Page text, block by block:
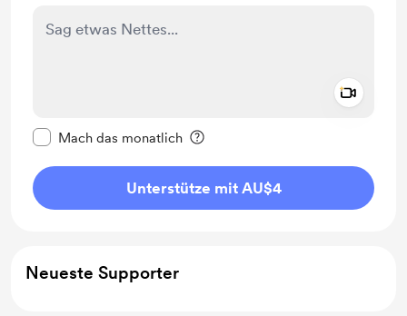
Mach das monatlich
Unterstütze mit AU$4
Neueste Supporter